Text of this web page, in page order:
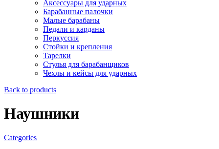
Аксессуары для ударных
Барабанные палочки
Малые барабаны
Педали и карданы
Перкуссия
Стойки и крепления
Тарелки
Стулья для барабанщиков
Чехлы и кейсы для ударных
Back to products
Наушники
Categories